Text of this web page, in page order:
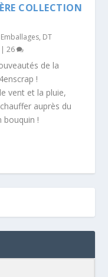
COLLECTION
, DT
|26
de la
!
vent et la pluie,
auprès du
bouquin !